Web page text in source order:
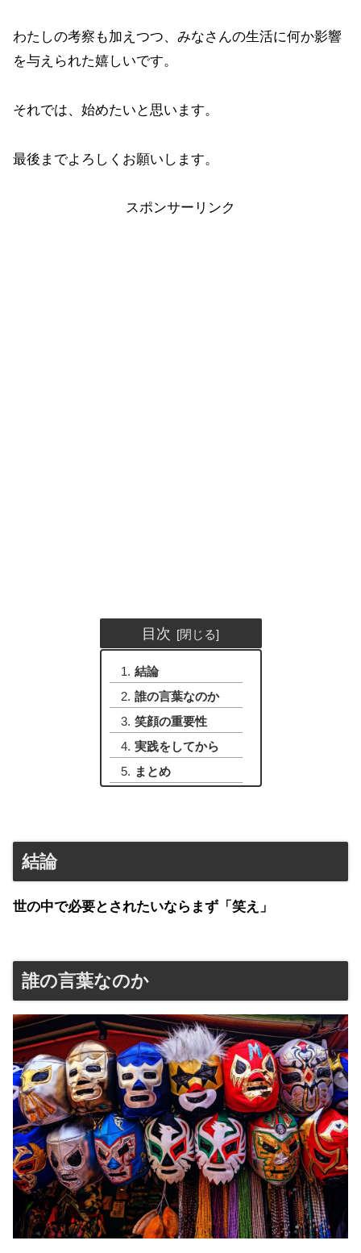
わたしの考察も加えつつ、みなさんの生活に何か影響
を与えられた嬉しいです。
それでは、始めたいと思います。
最後までよろしくお願いします。
スポンサーリンク
目次
結論
誰の言葉なのか
笑顔の重要性
実践をしてから
まとめ
結論
世の中で必要とされたいならまず「笑え」
誰の言葉なのか